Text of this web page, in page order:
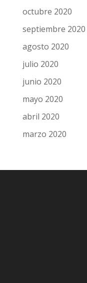
octubre 2020
septiembre 2020
agosto 2020
julio 2020
junio 2020
mayo 2020
abril 2020
marzo 2020